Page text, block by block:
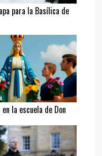
para la Basílica de
la escuela de Don